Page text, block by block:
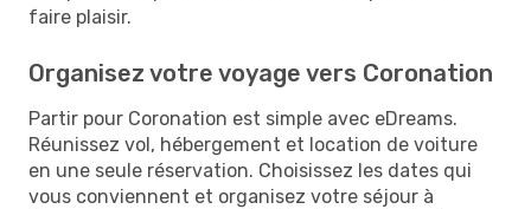
faire plaisir.
Organisez votre voyage vers Coronation
Partir pour Coronation est simple avec eDreams.
Réunissez vol, hébergement et location de voiture
en une seule réservation. Choisissez les dates qui
vous conviennent et organisez votre séjour à